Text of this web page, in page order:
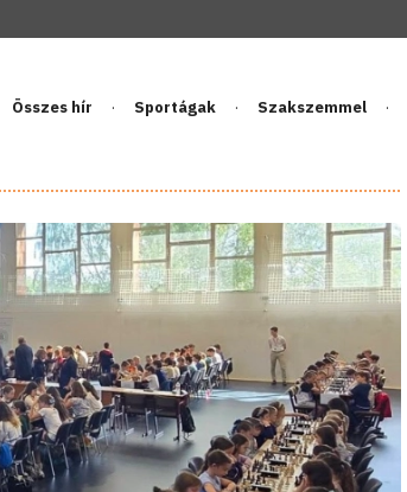
Összes hír Sportágak Szakszemmel